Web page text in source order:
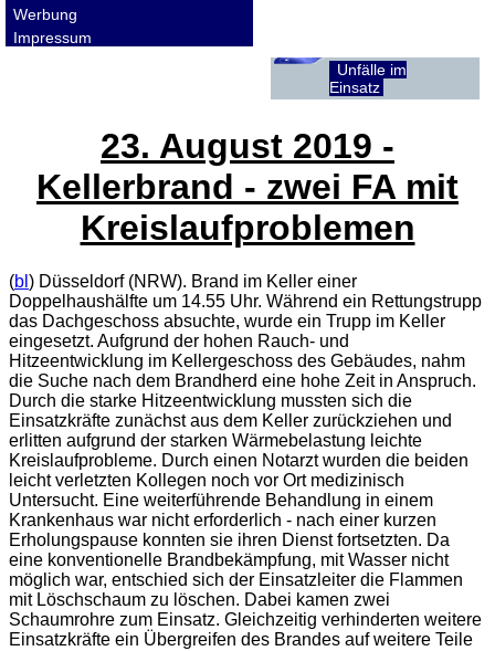
Werbung
Impressum
Unfälle im
Einsatz
23. August 2019 -
Kellerbrand - zwei FA mit
Kreislaufproblemen
(bl ) Düsseldorf (NRW). Brand im Keller einer
Doppelhaushälfte um 14.55 Uhr. Während ein Rettungstrupp
das Dachgeschoss absuchte, wurde ein Trupp im Keller
eingesetzt. Aufgrund der hohen Rauch- und
Hitzeentwicklung im Kellergeschoss des Gebäudes, nahm
die Suche nach dem Brandherd eine hohe Zeit in Anspruch.
Durch die starke Hitzeentwicklung mussten sich die
Einsatzkräfte zunächst aus dem Keller zurückziehen und
erlitten aufgrund der starken Wärmebelastung leichte
Kreislaufprobleme. Durch einen Notarzt wurden die beiden
leicht verletzten Kollegen noch vor Ort medizinisch
Untersucht. Eine weiterführende Behandlung in einem
Krankenhaus war nicht erforderlich - nach einer kurzen
Erholungspause konnten sie ihren Dienst fortsetzten. Da
eine konventionelle Brandbekämpfung, mit Wasser nicht
möglich war, entschied sich der Einsatzleiter die Flammen
mit Löschschaum zu löschen. Dabei kamen zwei
Schaumrohre zum Einsatz. Gleichzeitig verhinderten weitere
Einsatzkräfte ein Übergreifen des Brandes auf weitere Teile